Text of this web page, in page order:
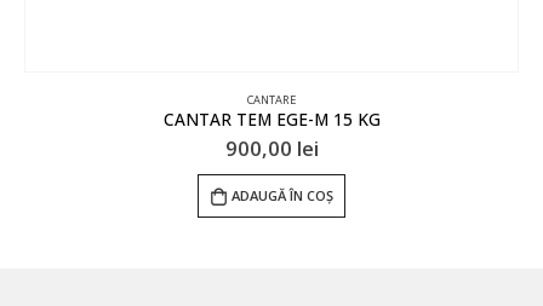
CANTARE
CANTAR TEM EGE-M 15 KG
900,00 lei
ADAUGĂ ÎN COȘ